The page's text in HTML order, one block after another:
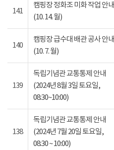
141
캠핑장 정화조 미화 작업 안내
(10. 14. 월)
140
캠핑장 급수대 배관 공사 안내
(10. 7. 월)
139
독립기념관 교통통제 안내
(2024년 8월 3일 토요일,
08:30~10:00)
138
독립기념관 교통통제 안내
(2024년 7월 20일 토요일,
08:30 ~ 10:00)